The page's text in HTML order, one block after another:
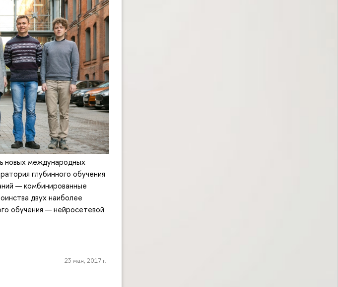
новых международных
глубинного обучения
— комбинированные
двух наиболее
обучения — нейросетевой
23 мая, 2017 г.